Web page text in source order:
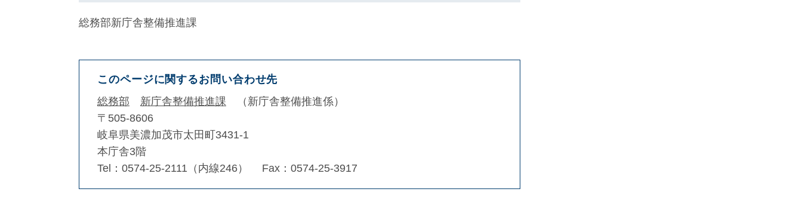
総務部新庁舎整備推進課
このページに関するお問い合わせ先
総務部
新庁舎整備推進課
新庁舎整備推進係
〒505-8606
岐阜県美濃加茂市太田町3431-1
本庁舎3階
Tel：0574-25-2111（内線246）
Fax：0574-25-3917